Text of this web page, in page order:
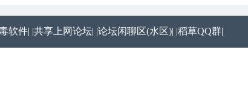
软件| |共享上网论坛| |论坛闲聊区(水区)| |稻草QQ群|